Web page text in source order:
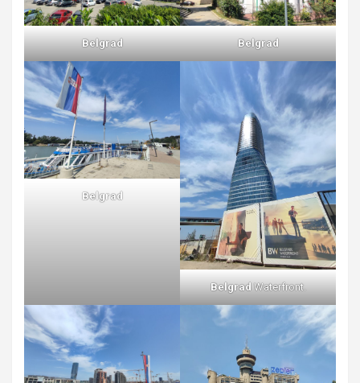
Belgrad Belgrad
Belgrad
BelgradWaterfront.